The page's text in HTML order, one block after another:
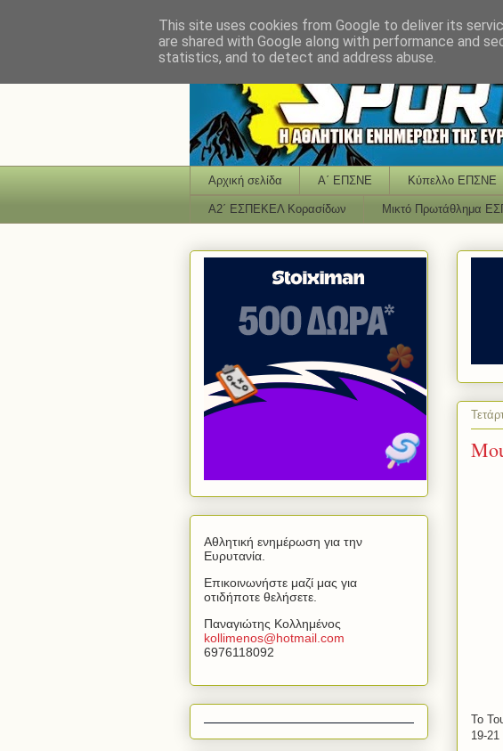
Αρχική σελίδα Α΄ ΕΠΣΝΕ Κύπελλο ΕΠΣΝΕ
Α2΄ ΕΣΠΕΚΕΛ Κορασίδων Μικτό Πρωτάθλημα
Το
19-21
Αθλητική ενημέρωση για την
Ευρυτανία.
Επικοινωνήστε μαζί μας για
οτιδήποτε θελήσετε.
Παναγιώτης Κολλημένος
kollimenos@hotmail com
6976118092
This site uses cookies from Google to deliver its
are shared with Google along with performance and
statistics, and to detect and address abuse.